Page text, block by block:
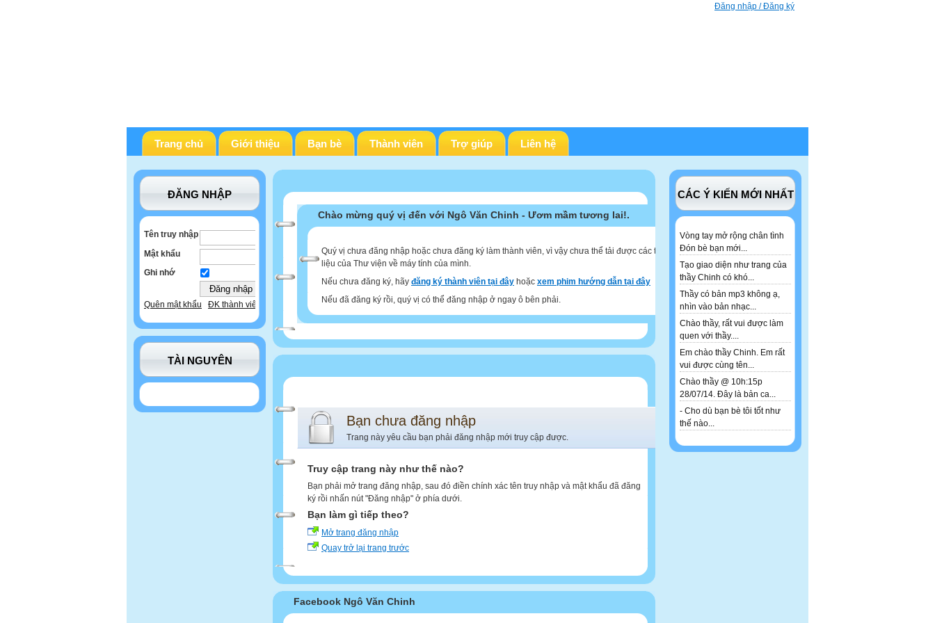
Đăng nhập / Đăng ký
Trang chủ Giới thiệu Bạn bè Thành viên Trợ giúp Liên hệ
ĐĂNG NHẬP
Tên truy nhập
Mật khẩu
Ghi nhớ
Quên mật khẩu ĐK thành viên
TÀI NGUYÊN
CÁC Ý KIẾN MỚI NHẤT
Vòng tay mở rộng chân tình
Đón bè bạn mới...
Tạo giao diện như trang của
thầy Chinh có khó...
Thầy có bản mp3 không ạ,
nhìn vào bản nhạc...
Chào thầy, rất vui được làm
quen với thầy....
Em chào thầy Chinh. Em rất
vui được cùng tên...
Chào thầy @ 10h:15p
28/07/14. Đây là bản ca...
- Cho dù bạn bè tôi tốt như
thế nào...
Chào mừng quý vị đến với Ngô Văn Chinh - Ươm mầm tương lai!.
Quý vị chưa đăng nhập hoặc chưa đăng ký làm thành viên, vì vậy chưa thể tải được các tư
liệu của Thư viện về máy tính của mình.
Nếu chưa đăng ký, hãy đăng ký thành viên tại đây hoặc xem phim hướng dẫn tại đây
Nếu đã đăng ký rồi, quý vị có thể đăng nhập ở ngay ô bên phải.
Bạn chưa đăng nhập
Trang này yêu cầu bạn phải đăng nhập mới truy cập được.
Truy cập trang này như thế nào?
Bạn phải mở trang đăng nhập, sau đó điền chính xác tên truy nhập và mật khẩu đã đăng
ký rồi nhấn nút "Đăng nhập" ở phía dưới.
Bạn làm gì tiếp theo?
Mở trang đăng nhập
Quay trở lại trang trước
Facebook Ngô Văn Chinh